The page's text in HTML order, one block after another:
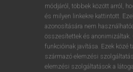
VAN
Van előfizetésem a teljes
BELÉPÉS
módjáról, többek között arról,
és milyen linkekre kattintott.
azonosítására nem
összesítettek és anonimizáltak.
funkcióinak javítása. Ezek közé
származó elemzési
elemzési szolgáltatások a